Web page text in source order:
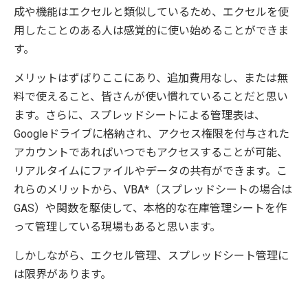
成や機能はエクセルと類似しているため、エクセルを使
用したことのある人は感覚的に使い始めることができま
す。
メリットはずばりここにあり、追加費用なし、または無
料で使えること、皆さんが使い慣れていることだと思い
ます。さらに、スプレッドシートによる管理表は、
Googleドライブに格納され、アクセス権限を付与された
アカウントであればいつでもアクセスすることが可能、
リアルタイムにファイルやデータの共有ができます。こ
れらのメリットから、VBA*（スプレッドシートの場合は
GAS）や関数を駆使して、本格的な在庫管理シートを作
って管理している現場もあると思います。
しかしながら、エクセル管理、スプレッドシート管理に
は限界があります。